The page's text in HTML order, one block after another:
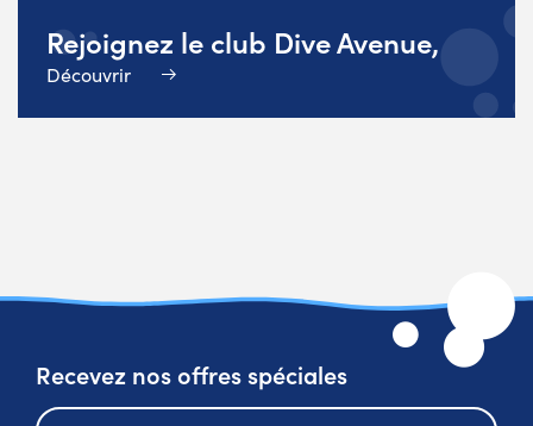
Rejoignez le club Dive Avenue,
Découvrir
Recevez nos offres spéciales